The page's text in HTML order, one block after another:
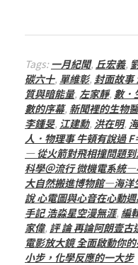
Tags:一月紀聞, 丘宏義,
碳六十, 單維彰, 封面故
質與暗能量, 左家靜, 數．
數的序幕, 新聞裡的生物
李鍾旻, 江建勳, 洪在明,
人．物理事 牛頓有說過 F
— 從火箭對飛相撞問題
科學＠流行 微機電系統
大自然搬進博物館—海洋
說 心電圖與心音在心動
手記 浩淼星空漫無涯, 編
家偉, 評 論 再論阿朗壹古
電影放大鏡 全面啟動你
小步，化學反應的一大步